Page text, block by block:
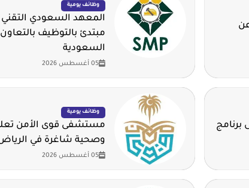
وظائف يومية
المعهد السعودي التقني
مبتدئ بالتوظيف
السعودية
05 أغسطس 2026
برنامج
وظائف يومية
مستشفى قوى الأمن
وصحية شاغرة في
05 أغسطس 2026